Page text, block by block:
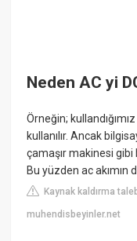
Neden AC yi
Örneğin;
kullanılır. Ancak
çamaşır makinesi gibi
Bu yüzden ac akımın
Kaynak kaldırma
muhendisbeyinler.net